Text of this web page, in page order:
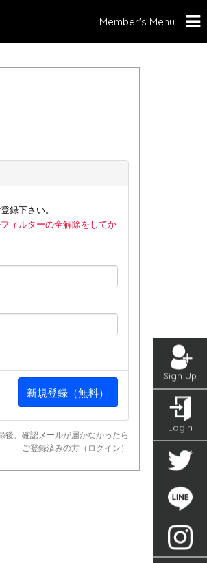
Member's Menu
Sign Up
Login
録下さい。
ィルターの全解除をしてか
後、確認メールが届かなかったら
ご登録済みの方（ログイン）